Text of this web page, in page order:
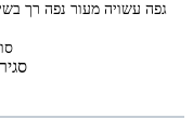
גפה עשויה מעור נפה רך